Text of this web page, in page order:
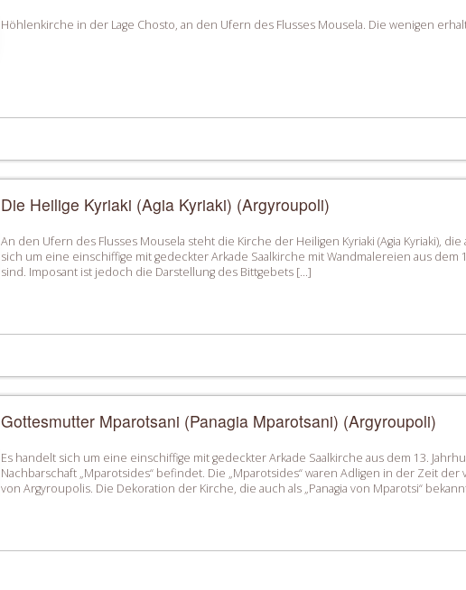
Höhlenkirche in der Lage Chosto, an den Ufern des Flusses Mousela. Die wenigen
Die Heilige Kyriaki (Agia Kyriaki) (Argyroupoli)
An den Ufern des Flusses Mousela steht die Kirche der Heiligen Kyriaki (Agia Kyriaki),
sich um eine einschiffige mit gedeckter Arkade Saalkirche mit Wandmalereien aus
sind. Imposant ist jedoch die Darstellung des Bittgebets […]
Gottesmutter Mparotsani (Panagia Mparotsani) (Argyroupoli)
Es handelt sich um eine einschiffige mit gedeckter Arkade Saalkirche aus dem 13.
Nachbarschaft „Mparotsides“ befindet. Die „Mparotsides“ waren Adligen in der Zeit
von Argyroupolis. Die Dekoration der Kirche, die auch als „Panagia von Mparotsi“